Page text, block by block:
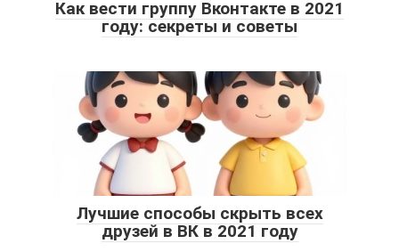
Как вести группу Вконтакте в 2021
году: секреты и советы
Лучшие способы скрыть всех
друзей в ВК в 2021 году